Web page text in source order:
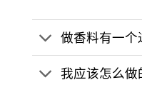
做香料有一个
我应该怎么做